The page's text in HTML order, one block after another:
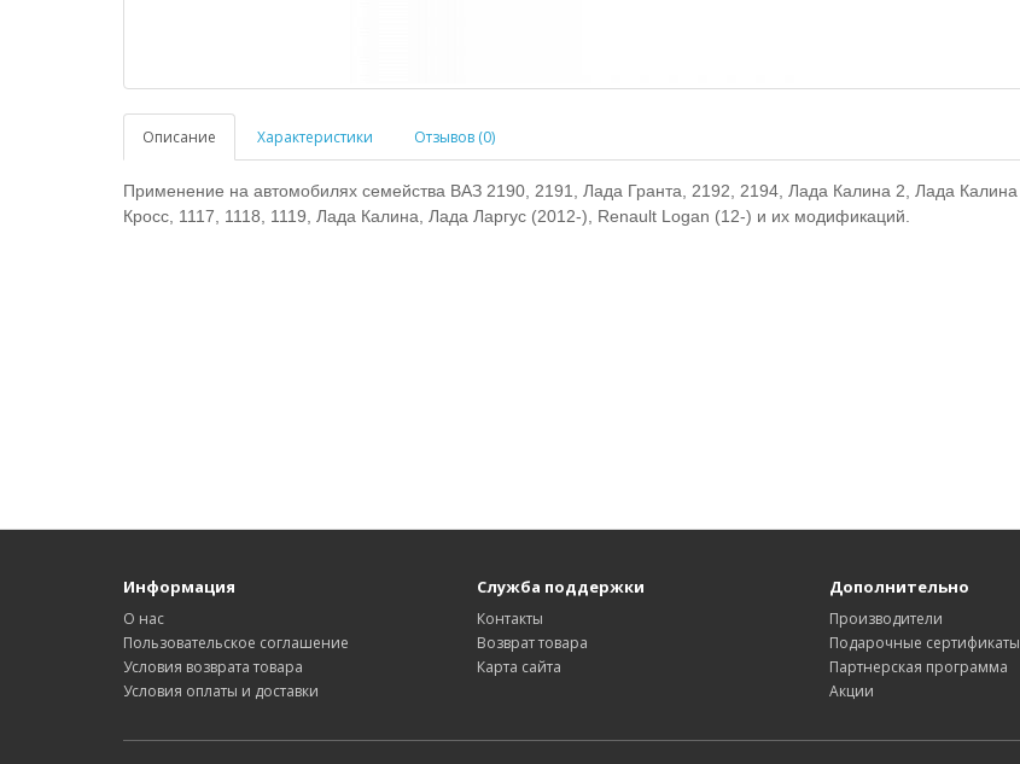
Описание Характеристики Отзывов (0)
Применение на автомобилях семейства ВАЗ 2190, 2191, Лада Гранта, 2192, 2194, Лада Калина 2, Лада Калина
Кросс, 1117, 1118, 1119, Лада Калина, Лада Ларгус (2012-), Renault Logan (12-) и их модификаций.
Информация
О нас
Пользовательское соглашение
Условия возврата товара
Условия оплаты и доставки
Служба поддержки
Контакты
Возврат товара
Карта сайта
Дополнительно
Производители
Подарочные сертификаты
Партнерская программа
Акции